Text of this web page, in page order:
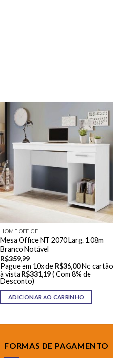
HOME OFFICE
Mesa Office NT 2070 Larg. 1.08m
Branco Notável
R$359,99
Pague em 10x de R$36,00No cartão
à vista R$331,19( Com 8% de
Desconto)
ADICIONAR AO CARRINHO
FORMAS DE PAGAMENTO